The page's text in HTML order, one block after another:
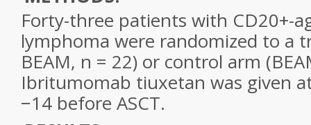
Forty-three patients with CD20+-
lymphoma were randomized to a
BEAM, n = 22) or control arm
Ibritumomab tiuxetan was given
−14 before ASCT.